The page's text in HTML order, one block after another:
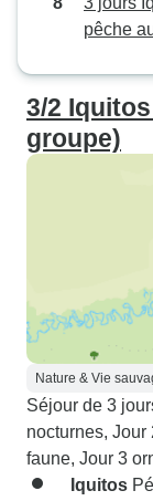
pêche
3/2
groupe)
Nature & Vie
Séjour de 3
nocturnes, Jour
faune, Jour 3
Iquitos